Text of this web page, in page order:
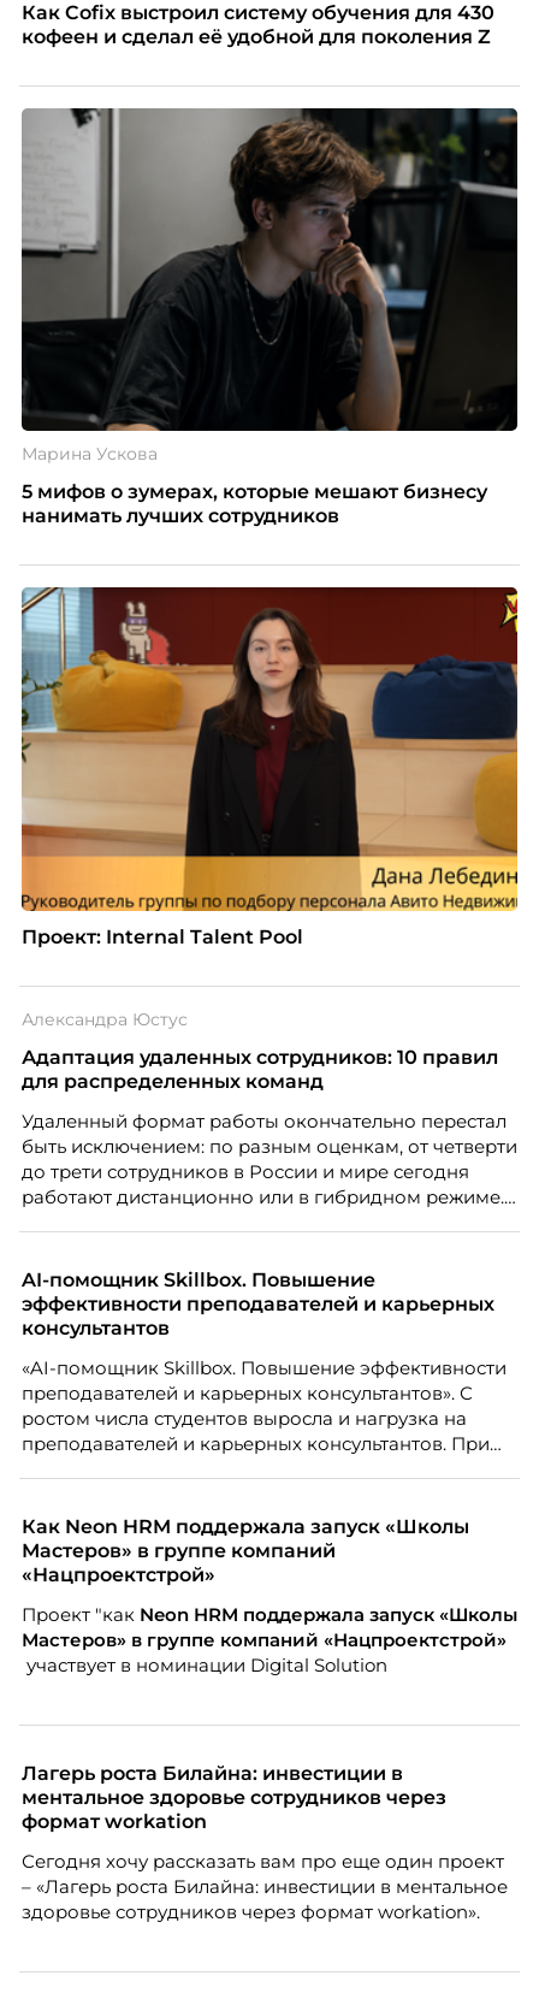
Как Cofix выстроил систему обучения для 430
кофеен и сделал её удобной для поколения Z
Марина Ускова
5 мифов о зумерах, которые мешают бизнесу
нанимать лучших сотрудников
Проект: Internal Talent Pool
Александра Юстус
Адаптация удаленных сотрудников: 10 правил
для распределенных команд
Удаленный формат работы окончательно перестал
быть исключением: по разным оценкам, от четверти
до трети сотрудников в России и мире сегодня
работают дистанционно или в гибридном режиме.
адаптация во многом происходит сама собой, то на
расстоянии она требует осознанного
проектирования — иначе компания рискует
AI-помощник Skillbox. Повышение
эффективности преподавателей и карьерных
консультантов
«AI-помощник Skillbox. Повышение эффективности
преподавателей и карьерных консультантов». С
ростом числа студентов выросла и нагрузка на
преподавателей и карьерных консультантов. При
повысить эффективность сотрудников, ускорить
процессы, сохранить качество поддержки и
масштабироваться без роста команды. Так и
Skillbox.
Как Neon HRM поддержала запуск «Школы
Мастеров» в группе компаний
«Нацпроектстрой»
Проект "как Neon HRM поддержала запуск «Школы
Мастеров» в группе компаний «Нацпроектстрой»
участвует в номинации Digital Solution
Лагерь роста Билайна: инвестиции в
ментальное здоровье сотрудников через
формат workation
Сегодня хочу рассказать вам про еще один проект
– «Лагерь роста Билайна: инвестиции в ментальное
здоровье сотрудников через формат workation».